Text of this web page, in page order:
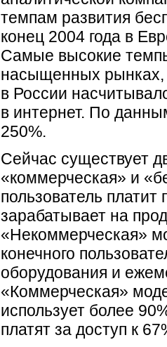
темпам развития
конец 2004 года в
Самые высокие
насыщенных рынках,
в России
в интернет. По
250%.
Сейчас существует
«коммерческая» и
пользователь
зарабатывает на
«Некоммерческая»
конечного
оборудования и
«Коммерческая»
использует более
платят за доступ к